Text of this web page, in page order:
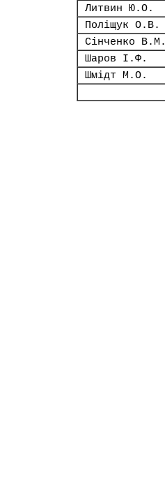
Литвин Ю.О.
Поліщук О.В.
Сінченко В.М.
Шаров І.Ф.
Шмідт М.О.